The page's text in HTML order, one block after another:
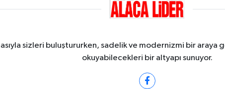
sizleri buluştururken, sadelik ve modernizmi bir araya
okuyabilecekleri bir altyapı sunuyor.